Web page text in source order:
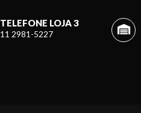
TELEFONE LOJA 3
11 2981-5227